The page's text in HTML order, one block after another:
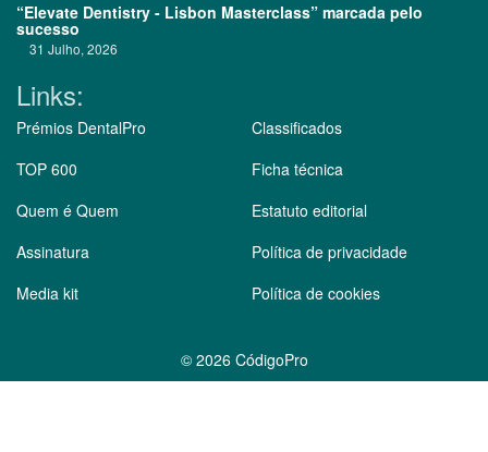
“Elevate Dentistry - Lisbon Masterclass” marcada pelo
sucesso
31 Julho, 2026
Links:
Prémios DentalPro
TOP 600
Quem é Quem
Assinatura
Media kit
Classificados
Ficha técnica
Estatuto editorial
Política de privacidade
Política de cookies
© 2026 CódigoPro